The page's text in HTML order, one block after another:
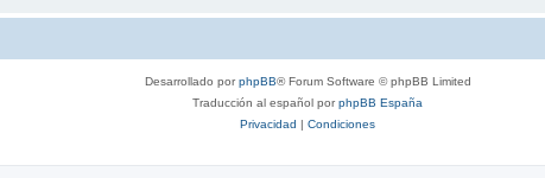
Desarrollado porphpBB® Forum Software © phpBB Limited
Traducción al español porphpBB España
Privacidad | Condiciones